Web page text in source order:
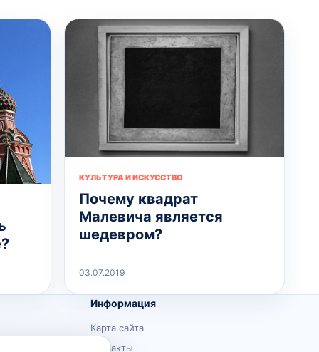
КУЛЬТУРА И ИСКУССТВО
Почему квадрат
Малевича является
шедевром?
03.07.2019
Информация
Карта сайта
Контакты